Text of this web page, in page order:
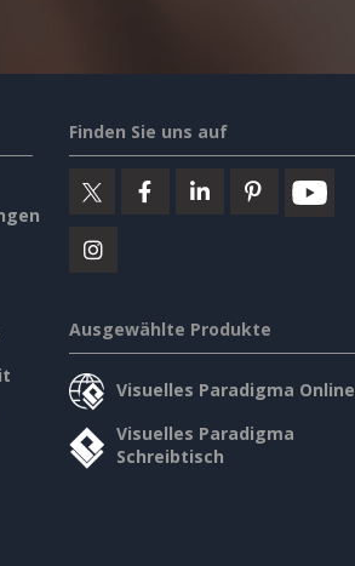
Finden Sie uns auf
Ausgewählte Produkte
Visuelles Paradigma Online
Visuelles Paradigma
Schreibtisch